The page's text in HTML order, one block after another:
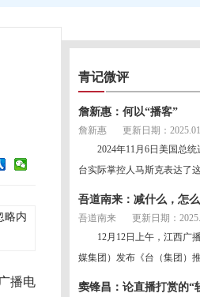
略内
播电
青记微评
詹新惠：何以“播客”
詹新惠
更新日期：
2024年11月6日美国总统
台实际掌控人马斯克表达了
吾道南来：减什么，怎
吾道南来
更新日期：
12月12日上午，江西广
媒集团）发布《台（集团）
窦锋昌：论直播打赏的“